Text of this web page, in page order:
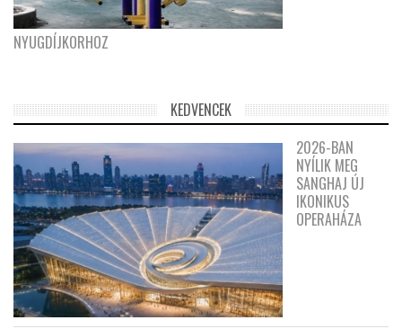
NYUGDÍJKORHOZ
KEDVENCEK
2026-BAN
NYÍLIK MEG
SANGHAJ ÚJ
IKONIKUS
OPERAHÁZA